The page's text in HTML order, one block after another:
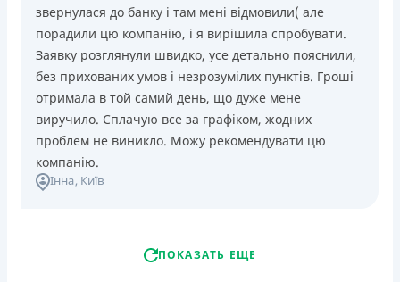
звернулася до банку і там мені відмовили( але
порадили цю компанію, і я вирішила спробувати.
Заявку розглянули швидко, усе детально пояснили,
без прихованих умов і незрозумілих пунктів. Гроші
отримала в той самий день, що дуже мене
виручило. Сплачую все за графіком, жодних
проблем не виникло. Можу рекомендувати цю
компанію.
Інна, Київ
ПОКАЗАТЬ ЕЩЕ